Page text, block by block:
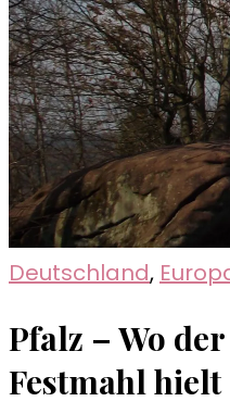
Deutschland,
Pfalz – Wo
Festmahl hielt